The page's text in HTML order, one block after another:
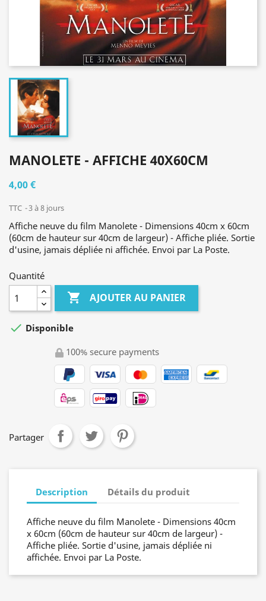
MANOLETE - AFFICHE 40X60CM
4,00 €
TTC 3 à 8 jours
Affiche neuve du film Manolete - Dimensions 40cm x 60cm
(60cm de hauteur sur 40cm de largeur) - Affiche pliée. Sortie
d'usine, jamais dépliée ni affichée. Envoi par La Poste.
Quantité
 AJOUTER AU PANIER
 Disponible
100% secure payments
Partager
Description Détails du produit
Affiche neuve du film Manolete - Dimensions 40cm
x 60cm (60cm de hauteur sur 40cm de largeur) -
Affiche pliée. Sortie d'usine, jamais dépliée ni
affichée. Envoi par La Poste.